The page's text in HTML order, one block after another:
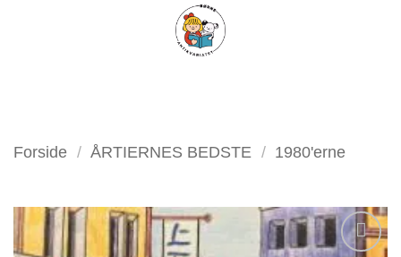
FILTER
Forside / ÅRTIERNES BEDSTE / 1980'erne